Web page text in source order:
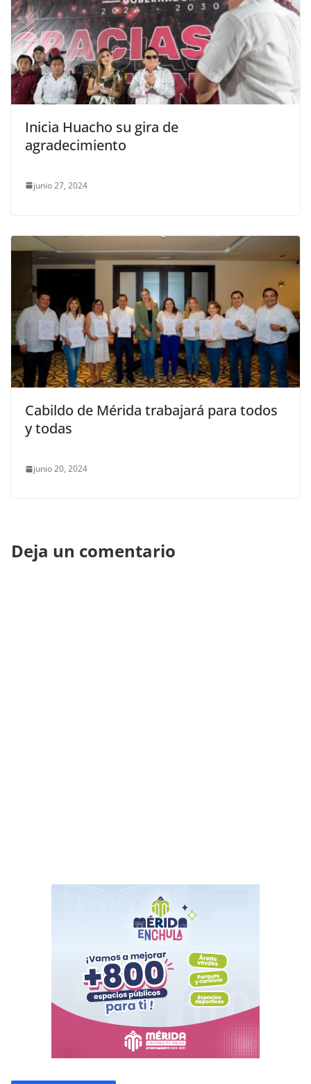
Inicia Huacho su gira de
agradecimiento
junio 27, 2024
Cabildo de Mérida trabajará para todos
y todas
junio 20, 2024
Deja un comentario